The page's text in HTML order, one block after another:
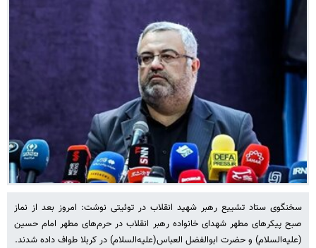
سخنگوی ستاد تشییع رهبر شهید انقلاب در توئیتی نوشت: ‏امروز بعد از نماز
صبح پیکرهای مطهر شهدای خانواده رهبر انقلاب در حرم‌های مطهر امام حسین
(علیه‌السلام) و حضرت ابوالفضل العباس(علیه‌السلام) در کربلا طواف داده شدند.